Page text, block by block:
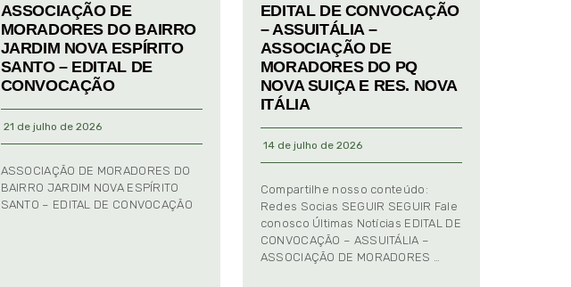
ASSOCIAÇÃO DE
MORADORES DO BAIRRO
JARDIM NOVA ESPÍRITO
SANTO – EDITAL DE
CONVOCAÇÃO
21 de julho de 2026
ASSOCIAÇÃO DE MORADORES DO
BAIRRO JARDIM NOVA ESPÍRITO
SANTO – EDITAL DE CONVOCAÇÃO
EDITAL DE CONVOCAÇÃO
– ASSUITÁLIA –
ASSOCIAÇÃO DE
MORADORES DO PQ
NOVA SUIÇA E RES. NOVA
ITÁLIA
14 de julho de 2026
Compartilhe nosso conteúdo:
Redes Socias SEGUIR SEGUIR Fale
conosco Últimas Notícias EDITAL DE
CONVOCAÇÃO – ASSUITÁLIA –
ASSOCIAÇÃO DE MORADORES …